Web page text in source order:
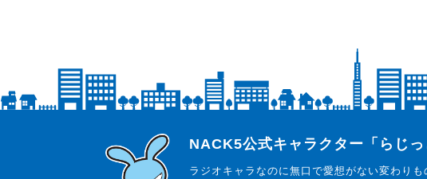
らじっと君
NACK5公式キャラクター「らじっ
ラジオキャラなのに無口で愛想がない変わり